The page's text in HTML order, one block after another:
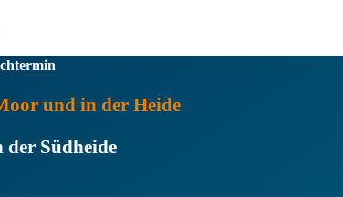
und in der Heide
Südheide